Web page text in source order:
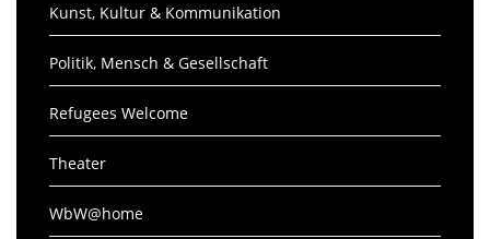
Kunst, Kultur & Kommunikation
Politik, Mensch & Gesellschaft
Refugees Welcome
Theater
WbW@home